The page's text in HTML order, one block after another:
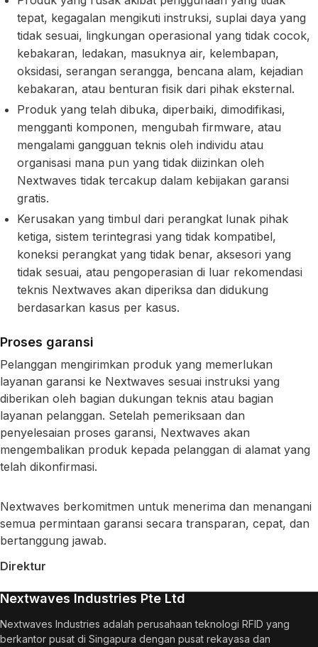
tepat, kegagalan mengikuti instruksi, suplai daya yang
tidak sesuai, lingkungan operasional yang tidak cocok,
kebakaran, ledakan, masuknya air, kelembapan,
oksidasi, serangan serangga, bencana alam, kejadian
kebakaran, atau benturan fisik dari pihak eksternal.
Produk yang telah dibuka, diperbaiki, dimodifikasi,
mengganti komponen, mengubah firmware, atau
mengalami gangguan teknis oleh individu atau
organisasi mana pun yang tidak diizinkan oleh
Nextwaves tidak tercakup dalam kebijakan garansi
gratis.
Kerusakan yang timbul dari perangkat lunak pihak
ketiga, sistem terintegrasi yang tidak kompatibel,
koneksi perangkat yang tidak benar, aksesori yang
tidak sesuai, atau pengoperasian di luar rekomendasi
teknis Nextwaves akan diperiksa dan didukung
berdasarkan kasus per kasus.
Proses garansi
Pelanggan mengirimkan produk yang memerlukan
layanan garansi ke Nextwaves sesuai instruksi yang
diberikan oleh bagian dukungan teknis atau bagian
layanan pelanggan. Setelah pemeriksaan dan
penyelesaian proses garansi, Nextwaves akan
mengembalikan produk kepada pelanggan di alamat yang
telah dikonfirmasi.
Nextwaves berkomitmen untuk menerima dan menangani
semua permintaan garansi secara transparan, cepat, dan
bertanggung jawab.
Direktur
Nextwaves Industries Pte Ltd
Nextwaves Industries adalah perusahaan teknologi RFID yang
berkantor pusat di Singapura dengan pusat rekayasa dan